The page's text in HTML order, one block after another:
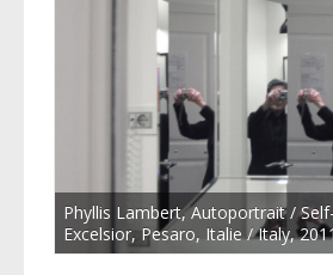
Phyllis Lambert, Autoportrait /
Excelsior, Pesaro, Italie / Italy,